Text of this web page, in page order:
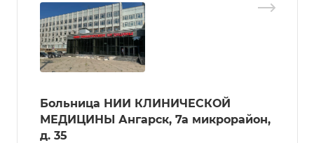
Больница НИИ КЛИНИЧЕСКОЙ
МЕДИЦИНЫ Ангарск, 7а микрорайон,
д. 35